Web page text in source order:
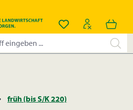
Du hast 0
früh (bis S/K 220)